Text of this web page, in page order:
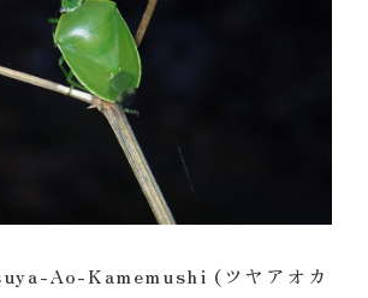
Ao-Kamemushi (ツヤアオカ